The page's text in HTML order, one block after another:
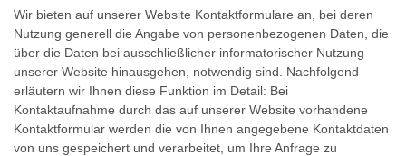
Wir bieten auf unserer Website Kontaktformulare an, bei deren
Nutzung generell die Angabe von personenbezogenen Daten, die
über die Daten bei ausschließlicher informatorischer Nutzung
unserer Website hinausgehen, notwendig sind. Nachfolgend
erläutern wir Ihnen diese Funktion im Detail: Bei
Kontaktaufnahme durch das auf unserer Website vorhandene
Kontaktformular werden die von Ihnen angegebene Kontaktdaten
von uns gespeichert und verarbeitet, um Ihre Anfrage zu